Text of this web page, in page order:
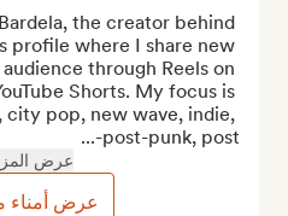
the creator behind
profile where I share new
through Reels on
Shorts. My focus is
city pop, new wave, indie,
post-punk, post-...
عرض
عرض أمناء